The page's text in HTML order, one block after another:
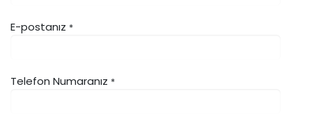
E-postanız *
Telefon Numaranız *